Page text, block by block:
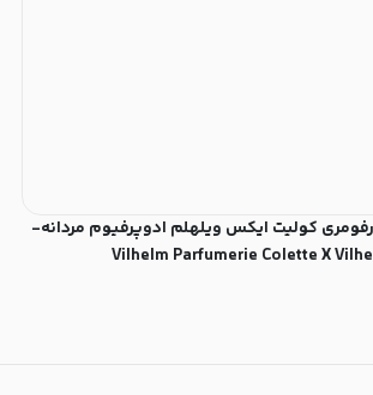
کولیت ایکس ویلهلم ادوپرفیوم مردانه-